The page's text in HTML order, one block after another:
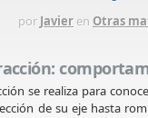
por Javier en Otras
se realiza para
de su eje hasta